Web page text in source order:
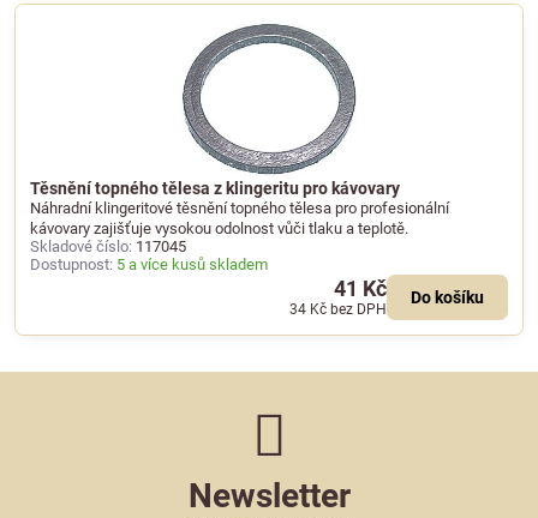
Těsnění topného tělesa z klingeritu pro kávovary
Náhradní klingeritové těsnění topného tělesa pro profesionální
kávovary zajišťuje vysokou odolnost vůči tlaku a teplotě.
Skladové číslo: 117045
Dostupnost: 5 a více kusů skladem
41 Kč
34 Kč bez DPH
Do košíku
Newsletter